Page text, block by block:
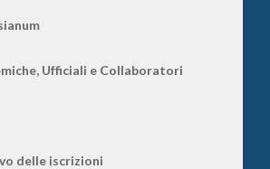
Ufficiali e Collaboratori
delle iscrizioni